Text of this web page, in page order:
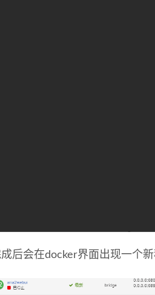
后会在docker界面出现一个